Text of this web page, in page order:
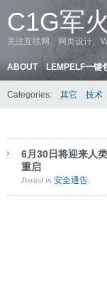
C1G军
关注互联网、网页设计、
ABOUT LEMPELF一键
Categories: 其它 技术
6月30日将迎来人
重启
Posted in 安全通告